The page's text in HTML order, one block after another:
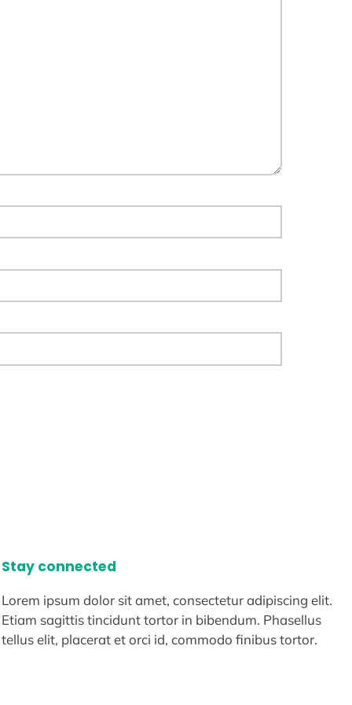
Stay connected
Lorem ipsum dolor sit amet, consectetur adipiscing elit.
Etiam sagittis tincidunt tortor in bibendum. Phasellus
tellus elit, placerat et orci id, commodo finibus tortor.